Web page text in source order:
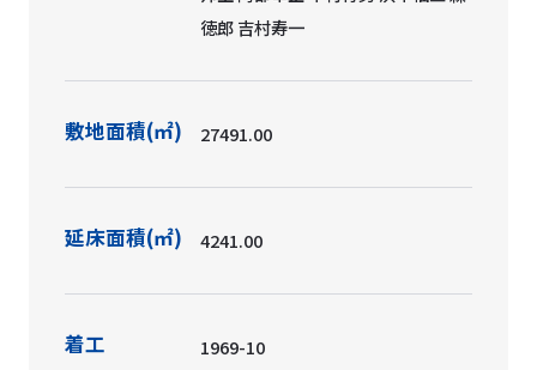
徳郎 吉村寿一
敷地面積(㎡) 27491.00
延床面積(㎡) 4241.00
着工 1969-10